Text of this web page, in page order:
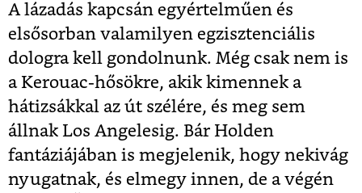
A lázadás kapcsán egyértelműen és
elsősorban valamilyen egzisztenciális
dologra kell gondolnunk. Még csak nem is
a Kerouac-hősökre, akik kimennek a
hátizsákkal az út szélére, és meg sem
állnak Los Angelesig. Bár Holden
fantáziájában is megjelenik, hogy nekivág
nyugatnak, és elmegy innen, de a végén